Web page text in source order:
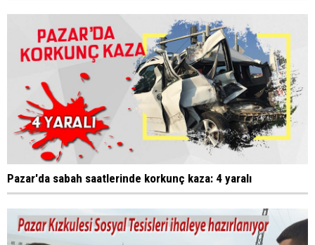
Pazar'da sabah saatlerinde korkunç kaza: 4 yaralı